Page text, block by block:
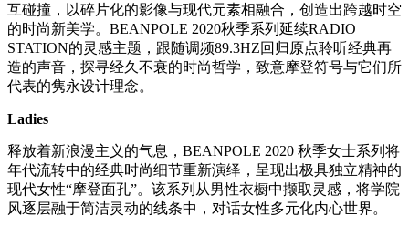
互碰撞，以碎片化的影像与现代元素相融合，创造出跨越时空
的时尚新美学。BEANPOLE 2020秋季系列延续RADIO
STATION的灵感主题，跟随调频89.3HZ回归原点聆听经典再
造的声音，探寻经久不衰的时尚哲学，致意摩登符号与它们所
代表的隽永设计理念。
Ladies
释放着新浪漫主义的气息，BEANPOLE 2020 秋季女士系列将
年代流转中的经典时尚细节重新演绎，呈现出极具独立精神的
现代女性“摩登面孔”。该系列从男性衣橱中撷取灵感，将学院
风逐层融于简洁灵动的线条中，对话女性多元化内心世界。